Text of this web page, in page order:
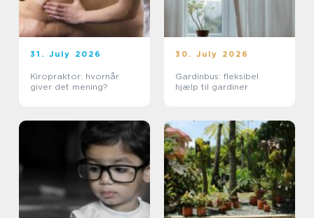
31. July 2026
Kiropraktor: hvornår
giver det mening?
30. July 2026
Gardinbus: fleksibel
hjælp til gardiner